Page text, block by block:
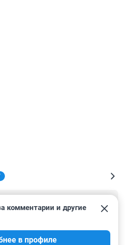
культуры распределением
губернатору видней. Я бы
комментарии и другие
в профиле